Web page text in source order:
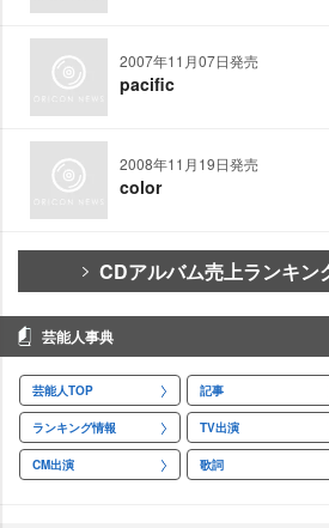
2007年11月07日発売
pacific
2008年11月19日発売
color
CDアルバム売上ランキン
芸能人事典
芸能人TOP 記事
ランキング情報 TV出演
CM出演 歌詞